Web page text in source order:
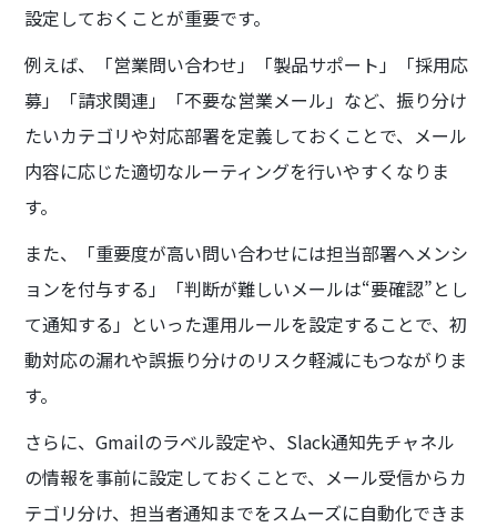
設定しておくことが重要です。
例えば、「営業問い合わせ」「製品サポート」「採用応
募」「請求関連」「不要な営業メール」など、振り分け
たいカテゴリや対応部署を定義しておくことで、メール
内容に応じた適切なルーティングを行いやすくなりま
す。
また、「重要度が高い問い合わせには担当部署へメンシ
ョンを付与する」「判断が難しいメールは“要確認”とし
て通知する」といった運用ルールを設定することで、初
動対応の漏れや誤振り分けのリスク軽減にもつながりま
す。
さらに、Gmailのラベル設定や、Slack通知先チャネル
の情報を事前に設定しておくことで、メール受信からカ
テゴリ分け、担当者通知までをスムーズに自動化できま